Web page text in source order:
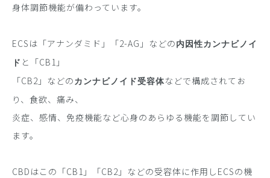
身体調節機能が備わっています。
ECSは「アナンダミド」「2-AG」などの内因性カンナビノイ
ド と「CB1」
「CB2」などのカンナビノイド受容体などで構成されてお
り、食欲、痛み、
炎症、感情、免疫機能など心身のあらゆる機能を調節してい
ます。
CBDはこの「CB1」「CB2」などの受容体に作用しECSの機